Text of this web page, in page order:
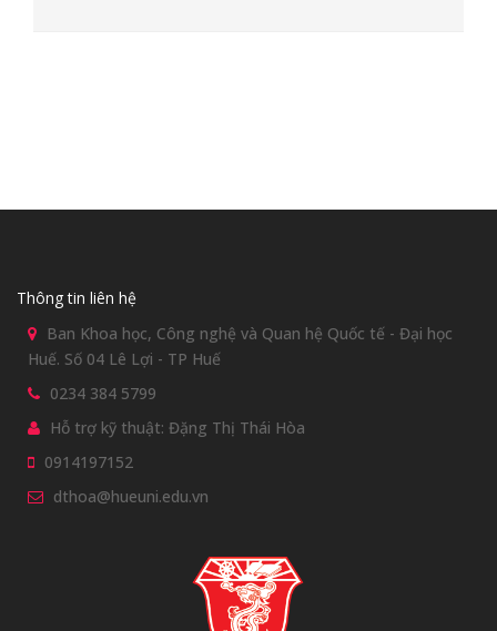
Thông tin liên hệ
Ban Khoa học, Công nghệ và Quan hệ Quốc tế - Đại học
Huế. Số 04 Lê Lợi - TP Huế
0234 384 5799
Hỗ trợ kỹ thuật: Đặng Thị Thái Hòa
0914197152
dthoa@hueuni.edu.vn